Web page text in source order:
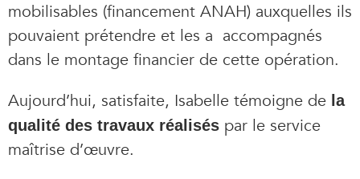
mobilisables (financement ANAH) auxquelles ils
pouvaient prétendre et les a accompagnés
dans le montage financier de cette opération.
Aujourd’hui, satisfaite, Isabelle témoigne de la
qualité des travaux réalisés par le service
maîtrise d’œuvre.